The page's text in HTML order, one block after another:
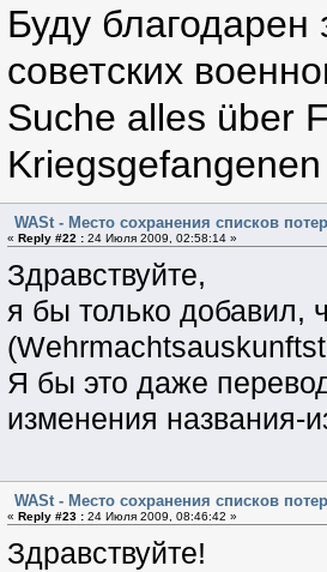
Буду
советских
Suche alles über
Kriegsgefangenen
WASt - Место сохранения списков
« Reply #22 :24 Июля 2009, 02:58:14 »
Здравствуйте,
я бы только добавил,
Я бы это даже
изменения названия-
WASt - Место сохранения списков
« Reply #23 :24 Июля 2009, 08:46:42 »
Здравствуйте!